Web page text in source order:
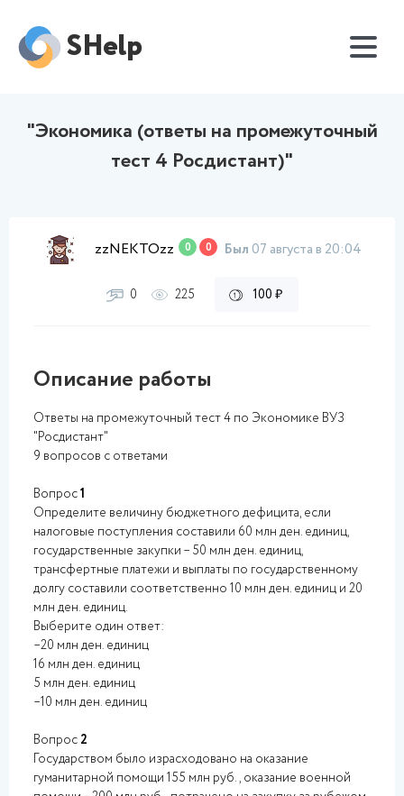
SHelp
"Экономика (ответы на промежуточный
тест 4 Росдистант)"
zzNEKTOzz 0 0 Был 07 августа в 20:04
0 225 100 ₽
Описание работы
Ответы на промежуточный тест 4 по Экономике ВУЗ
"Росдистант"
9 вопросов с ответами
Вопрос1
Определите величину бюджетного дефицита, если
налоговые поступления составили 60 млн ден. единиц,
государственные закупки – 50 млн ден. единиц,
трансфертные платежи и выплаты по государственному
долгу составили соответственно 10 млн ден. единиц и 20
млн ден. единиц.
Выберите один ответ:
–20 млн ден. единиц
16 млн ден. единиц
5 млн ден. единиц
–10 млн ден. единиц
Вопрос 2
Государством было израсходовано на оказание
гуманитарной помощи 155 млн руб., оказание военной